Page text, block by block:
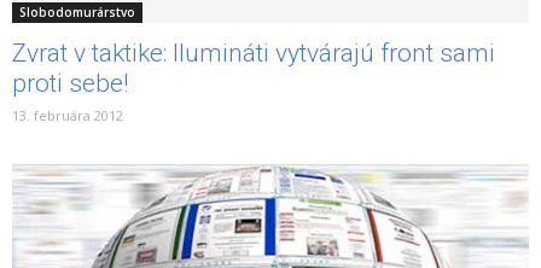
Slobodomurárstvo
Zvrat v taktike: Ilumináti vytvárajú front sami
proti sebe!
13. februára 2012